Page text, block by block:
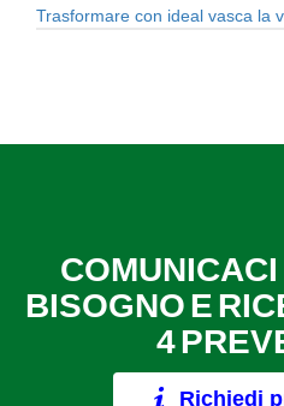
Trasformare con ideal vasca la
COMUNICACI
BISOGNO E
4
Richiedi